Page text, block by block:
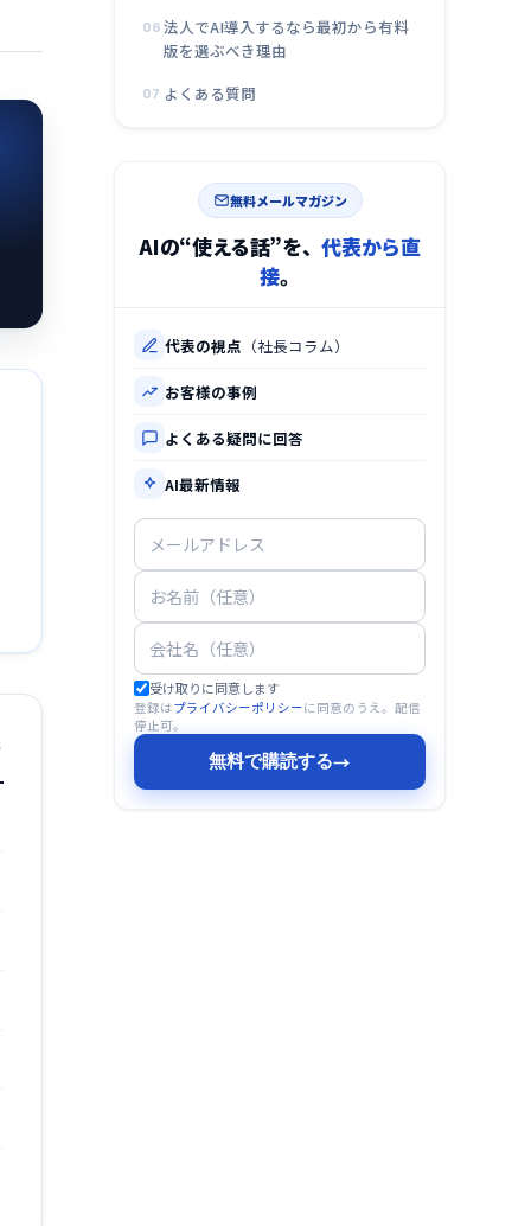
06 法人でAI導入するなら最初から有料
版を選ぶべき理由
07 よくある質問
無料メールマガジン
AIの“使える話”を、代表から直
接。
代表の視点 （社長コラム）
お客様の事例
よくある疑問に回答
AI最新情報
受け取りに同意します
登録はプライバシーポリシーに同意のうえ。配信
停止可。
無料で購読する→